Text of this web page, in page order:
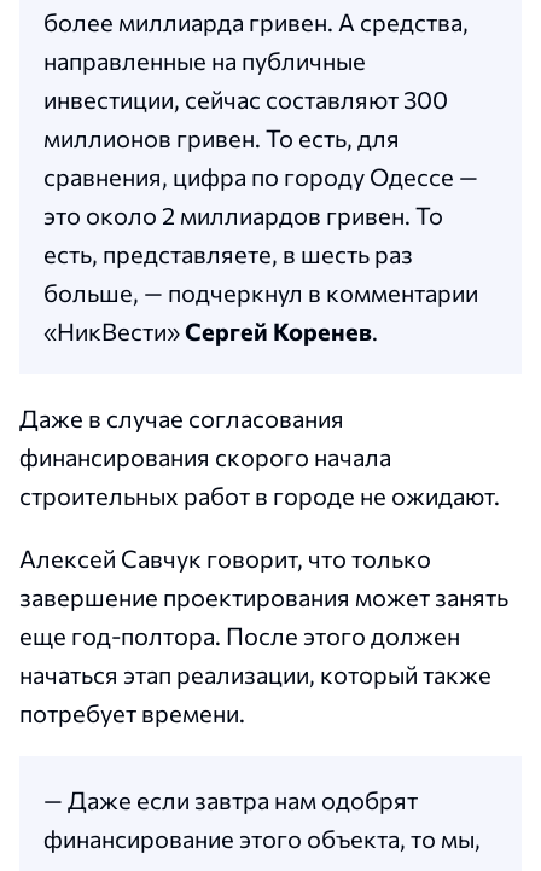
более миллиарда гривен. А средства,
направленные на публичные
инвестиции, сейчас составляют 300
миллионов гривен. То есть, для
сравнения, цифра по городу Одессе —
это около 2 миллиардов гривен. То
есть, представляете, в шесть раз
больше, — подчеркнул в комментарии
«НикВести»Сергей Коренев.
Даже в случае согласования
финансирования скорого начала
строительных работ в городе не ожидают.
Алексей Савчук говорит, что только
завершение проектирования может занять
еще год-полтора. После этого должен
начаться этап реализации, который также
потребует времени.
— Даже если завтра нам одобрят
финансирование этого объекта, то мы,